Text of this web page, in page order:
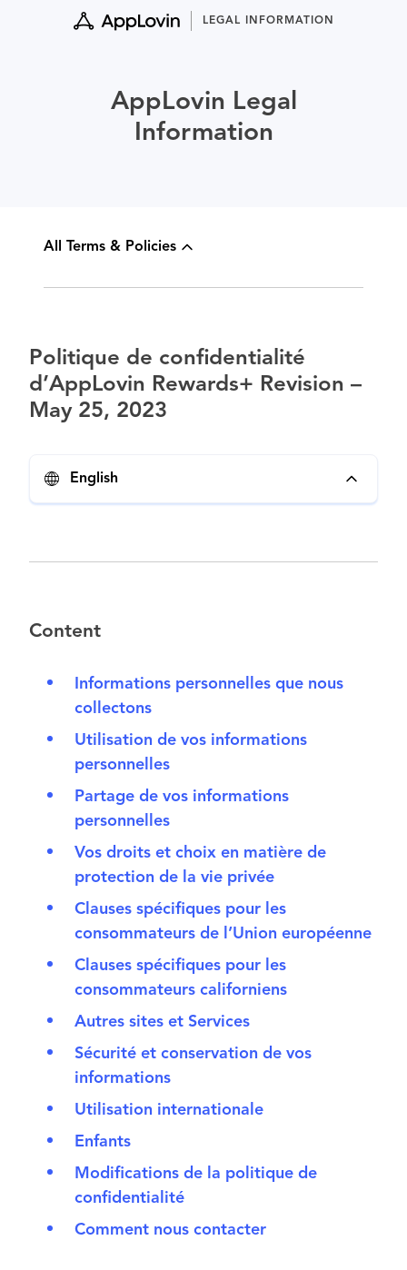
LEGAL INFORMATION
AppLovin Legal
Information
All Terms & Policies
Politique de confidentialité
d’AppLovin Rewards+ Revision –
May 25, 2023
English
Content
Informations personnelles que nous
collectons
Utilisation de vos informations
personnelles
Partage de vos informations
personnelles
Vos droits et choix en matière de
protection de la vie privée
Clauses spécifiques pour les
consommateurs de l’Union européenne
Clauses spécifiques pour les
consommateurs californiens
Autres sites et Services
Sécurité et conservation de vos
informations
Utilisation internationale
Enfants
Modifications de la politique de
confidentialité
Comment nous contacter